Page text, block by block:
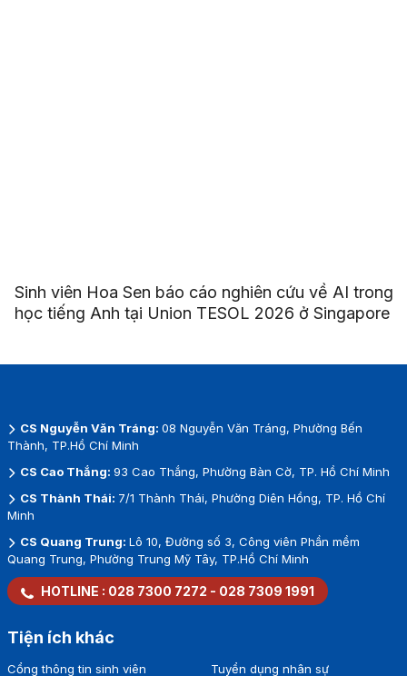
Sinh viên Hoa Sen báo cáo nghiên cứu về AI trong
học tiếng Anh tại Union TESOL 2026 ở Singapore
CS Nguyễn Văn Tráng: 08 Nguyễn Văn Tráng, Phường Bến
Thành, TP.Hồ Chí Minh
CS Cao Thắng: 93 Cao Thắng, Phường Bàn Cờ, TP. Hồ Chí Minh
CS Thành Thái: 7/1 Thành Thái, Phường Diên Hồng, TP. Hồ Chí
Minh
CS Quang Trung: Lô 10, Đường số 3, Công viên Phần mềm
Quang Trung, Phường Trung Mỹ Tây, TP.Hồ Chí Minh
HOTLINE : 028 7300 7272 - 028 7309 1991
Tiện ích khác
Cổng thông tin sinh viên Tuyển dụng nhân sự